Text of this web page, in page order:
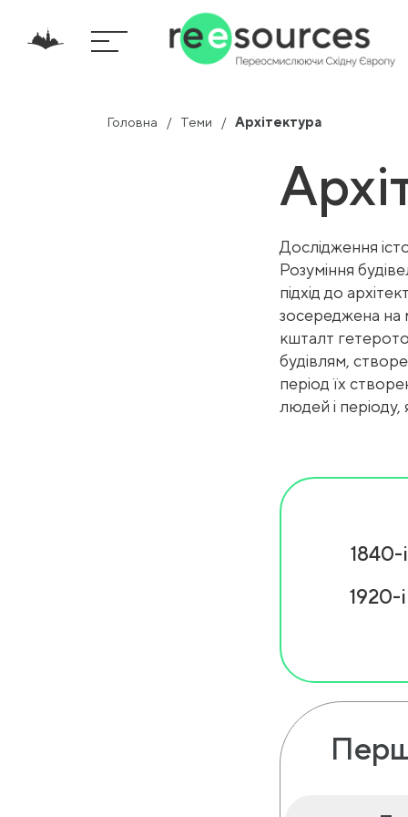
Головна Теми Архітектура
Дослідження
Розуміння
підхід до
зосереджена на
кшталт
будівлям,
період їх
людей і періоду,
1840-і
1920-і